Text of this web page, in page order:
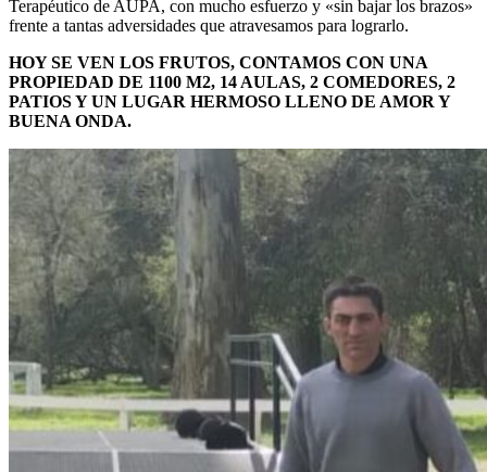
Terapéutico de AUPA, con mucho esfuerzo y «sin bajar los brazos»
frente a tantas adversidades que atravesamos para lograrlo.
HOY SE VEN LOS FRUTOS, CONTAMOS CON UNA
PROPIEDAD DE 1100 M2, 14 AULAS, 2 COMEDORES, 2
PATIOS Y UN LUGAR HERMOSO LLENO DE AMOR Y
BUENA ONDA.